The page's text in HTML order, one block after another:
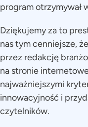
program otrzymywał
Dziękujemy za to
nas tym cenniejsze,
przez redakcję
na stronie
najważniejszymi
innowacyjność i
czytelników.